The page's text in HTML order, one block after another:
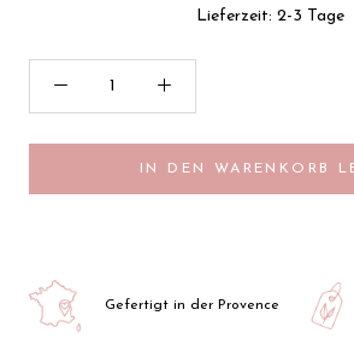
Lieferzeit: 2-3 Tage
IN DEN WARENKORB
Gefertigt in der Provence